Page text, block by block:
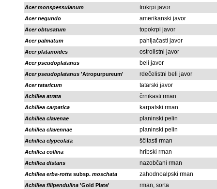
Acer monspessulanum trokrpi javor
Acer negundo amerikanski javor
Acer obtusatum topokrpi javor
Acer palmatum pahljačasti javor
Acer platanoides ostrolistni javor
Acer pseudoplatanus beli javor
Acer pseudoplatanus 'Atropurpureum' rdečelistni beli javor
Acer tataricum tatarski javor
Achillea atrata črnikasti rman
Achillea carpatica karpatski rman
Achillea clavenae planinski pelin
Achillea clavennae planinski pelin
Achillea clypeolata ščitasti rman
Achillea collina hribski rman
Achillea distans nazobčani rman
Achillea erba-rotta subsp. moschata zahodnoalpski rman
Achillea filipendulina 'Gold Plate' rman, sorta